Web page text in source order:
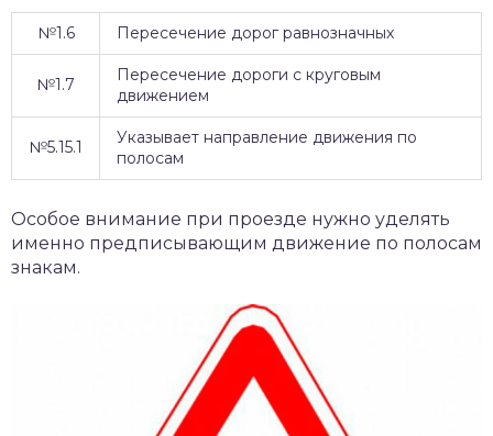
№1.6 Пересечение дорог равнозначных
№1.7
Пересечение дороги с круговым
движением
№5.15.1
Указывает направление движения по
полосам
Особое внимание при проезде нужно уделять
именно предписывающим движение по полосам
знакам.